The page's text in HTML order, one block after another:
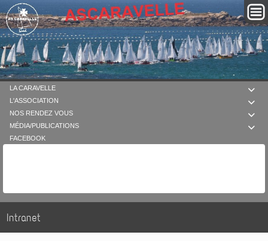

LA CARAVELLE

L'ASSOCIATION

NOS RENDEZ VOUS

MÉDIA/PUBLICATIONS
FACEBOOK
Intranet